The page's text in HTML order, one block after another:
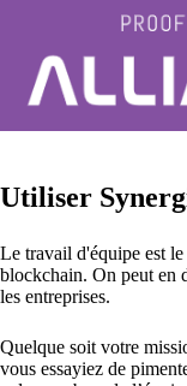
Utiliser
Le travail d'équipe est
blockchain. On peut en
les entreprises.
Quelque soit votre
vous essayiez de